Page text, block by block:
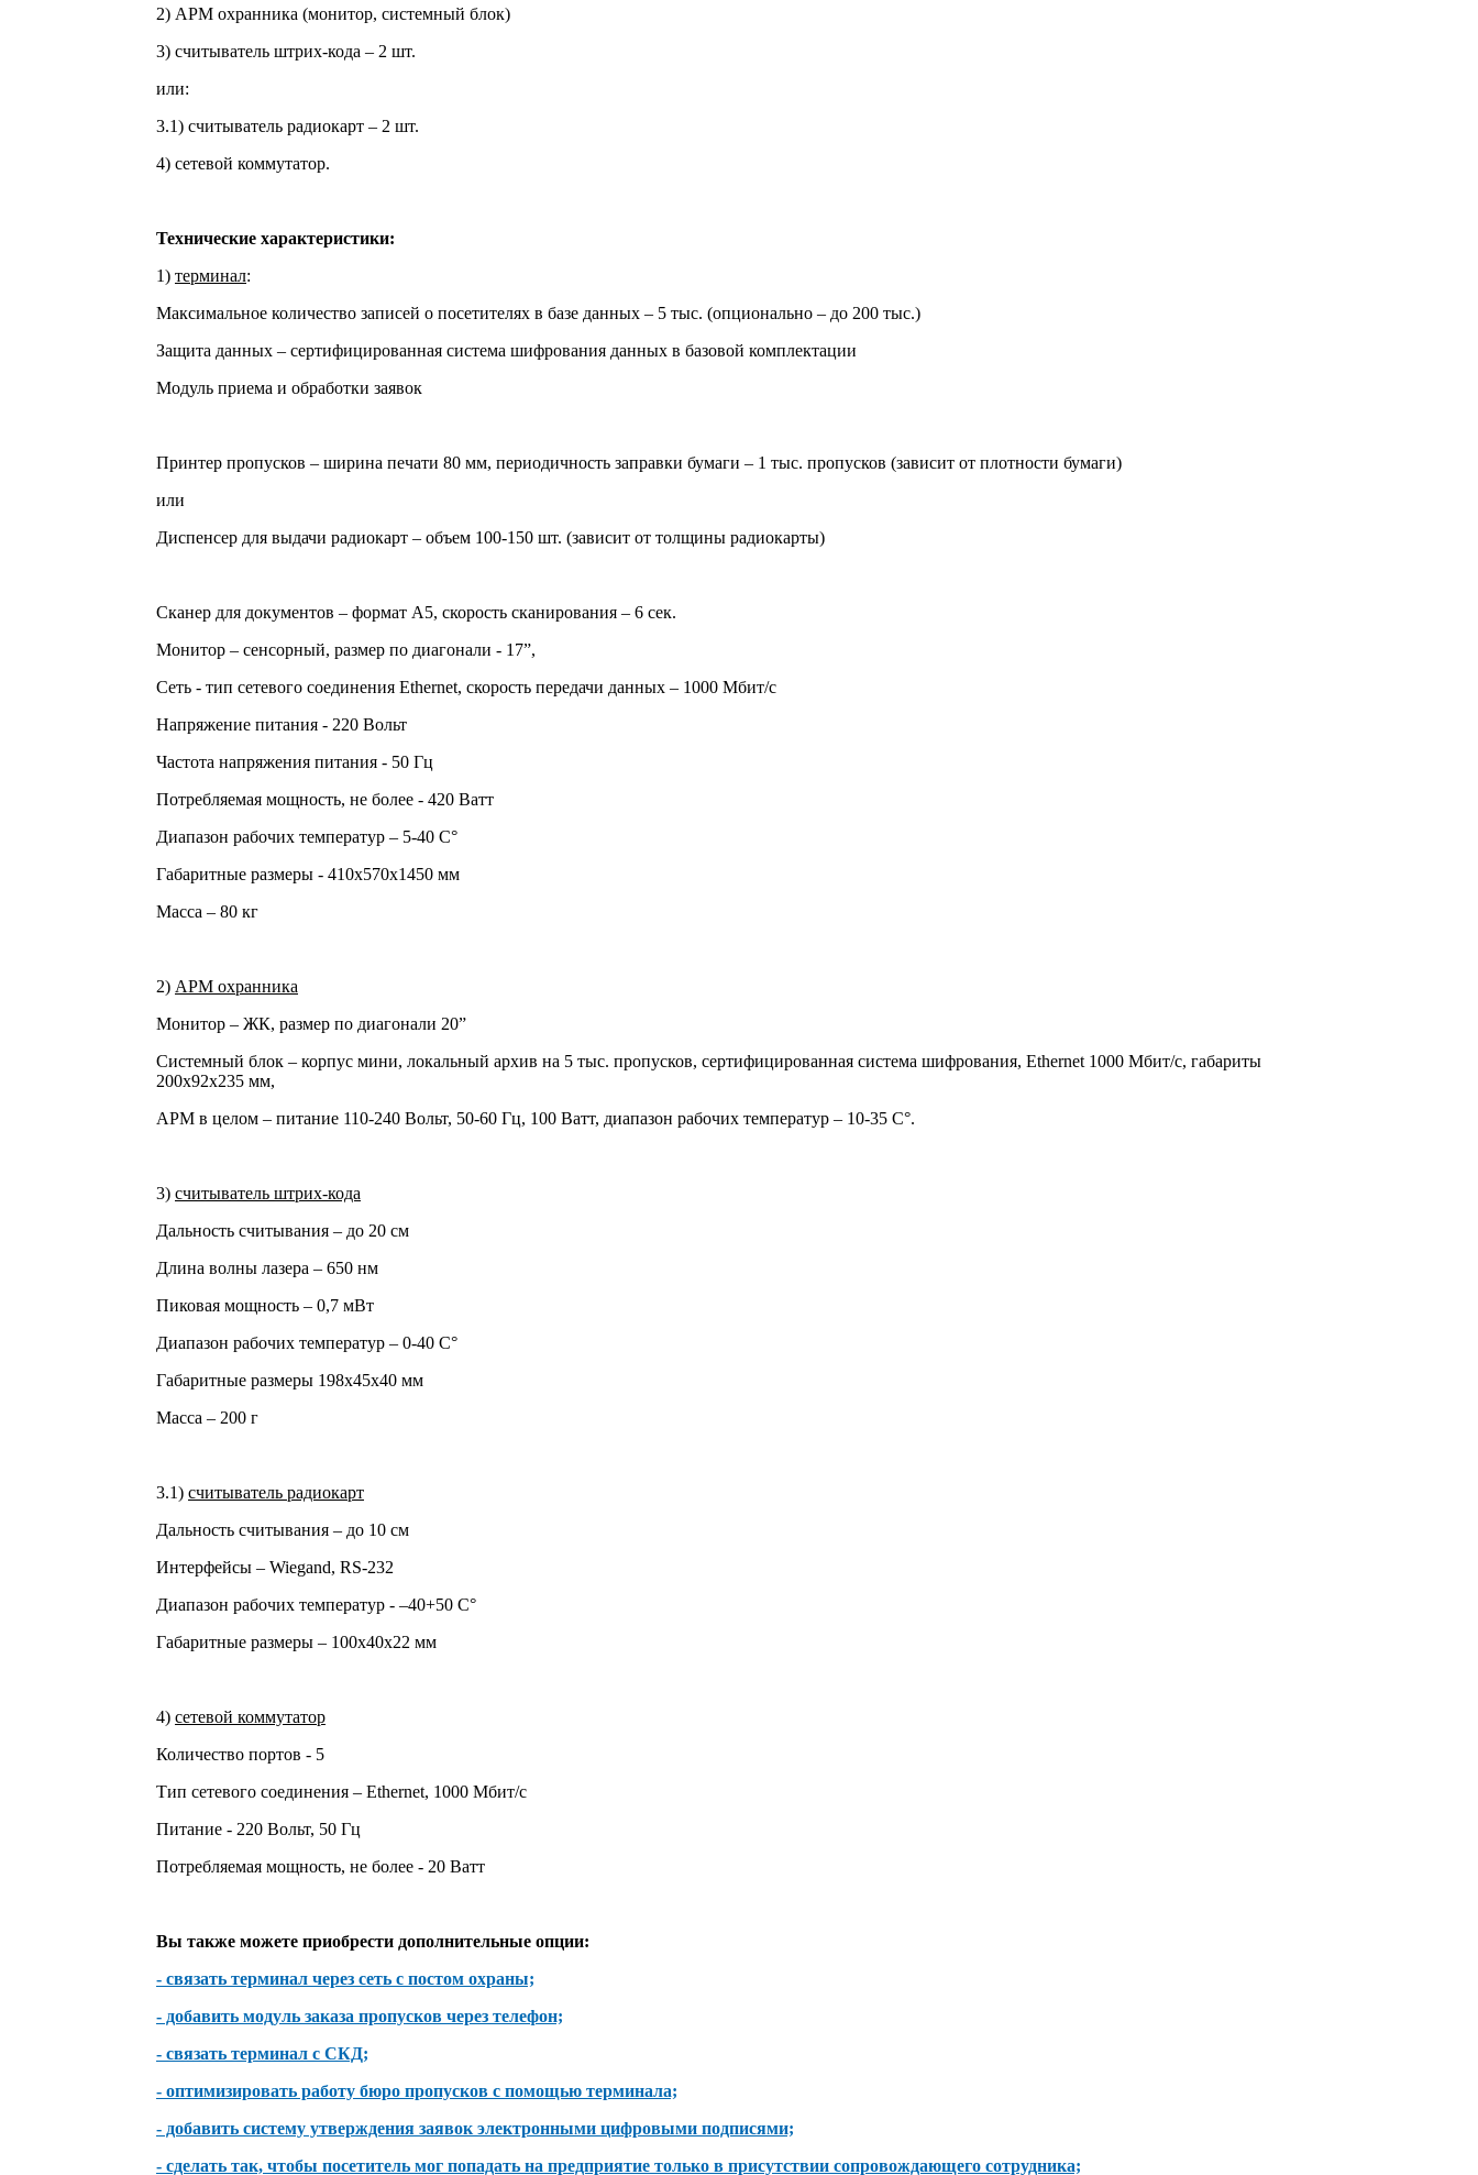
2) АРМ охранника (монитор, системный блок)
3) считыватель штрих-кода – 2 шт.
или:
3.1) считыватель радиокарт – 2 шт.
4) сетевой коммутатор.
Технические характеристики:
1) терминал:
Максимальное количество записей о посетителях в базе данных – 5 тыс. (опционально – до 200 тыс.)
Защита данных – сертифицированная система шифрования данных в базовой комплектации
Модуль приема и обработки заявок
Принтер пропусков – ширина печати 80 мм, периодичность заправки бумаги – 1 тыс. пропусков (зависит от плотности бумаги)
или
Диспенсер для выдачи радиокарт – объем 100-150 шт. (зависит от толщины радиокарты)
Сканер для документов – формат А5, скорость сканирования – 6 сек.
Монитор – сенсорный, размер по диагонали - 17”,
Сеть - тип сетевого соединения Ethernet, скорость передачи данных – 1000 Мбит/с
Напряжение питания - 220 Вольт
Частота напряжения питания - 50 Гц
Потребляемая мощность, не более - 420 Ватт
Диапазон рабочих температур – 5-40 С°
Габаритные размеры - 410х570х1450 мм
Масса – 80 кг
2) АРМ охранника
Монитор – ЖК, размер по диагонали 20”
Системный блок – корпус мини, локальный архив на 5 тыс. пропусков, сертифицированная система шифрования, Ethernet 1000 Мбит/с, габариты
200х92х235 мм,
АРМ в целом – питание 110-240 Вольт, 50-60 Гц, 100 Ватт, диапазон рабочих температур – 10-35 С°.
3) считыватель штрих-кода
Дальность считывания – до 20 см
Длина волны лазера – 650 нм
Пиковая мощность – 0,7 мВт
Диапазон рабочих температур – 0-40 С°
Габаритные размеры 198х45х40 мм
Масса – 200 г
3.1) считыватель радиокарт
Дальность считывания – до 10 см
Интерфейсы – Wiegand, RS-232
Диапазон рабочих температур - –40+50 С°
Габаритные размеры – 100х40х22 мм
4) сетевой коммутатор
Количество портов - 5
Тип сетевого соединения – Ethernet, 1000 Мбит/с
Питание - 220 Вольт, 50 Гц
Потребляемая мощность, не более - 20 Ватт
Вы также можете приобрести дополнительные опции:
- связать терминал через сеть с постом охраны;
- добавить модуль заказа пропусков через телефон;
- связать терминал с СКД;
- оптимизировать работу бюро пропусков с помощью терминала;
- добавить систему утверждения заявок электронными цифровыми подписями;
- сделать так, чтобы посетитель мог попадать на предприятие только в присутствии сопровождающего сотрудника;